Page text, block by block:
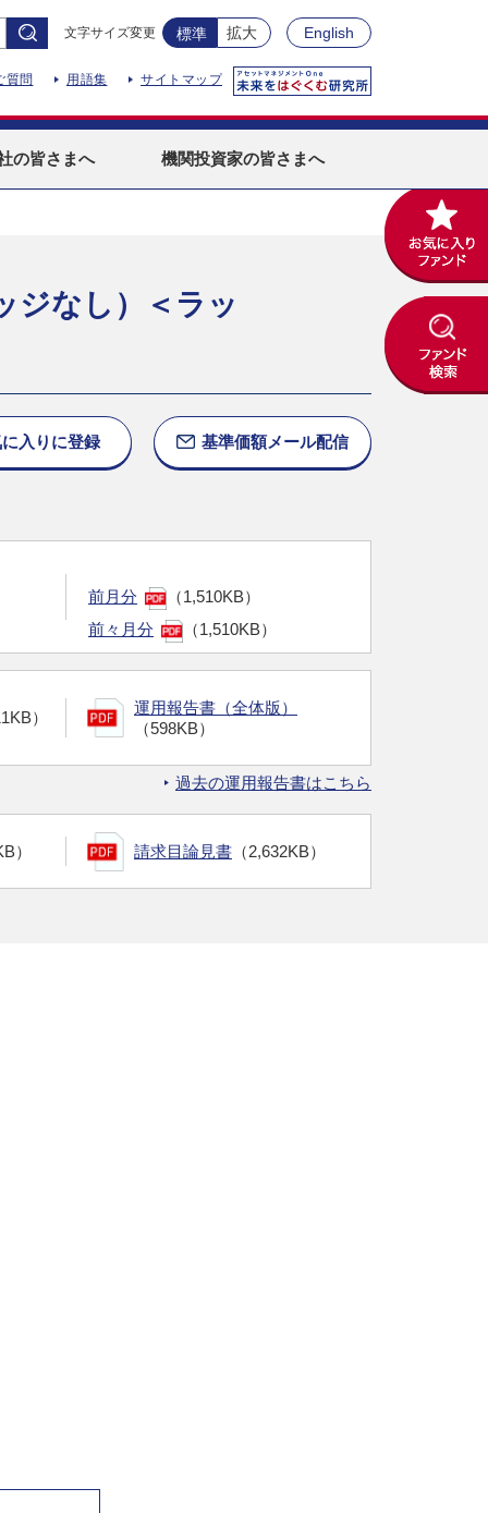
文字サイズ変更 標準 拡大 English
質問 用語集 サイトマップ
の皆さまへ 機関投資家の皆さまへ
ジなし）＜ラッ
入りに登録 基準価額メール配信
前月分
（1,510KB）
前々月分
（1,510KB）
）
運用報告書（全体版）
（598KB）
過去の運用報告書はこちら
） 請求目論見書 （2,632KB）